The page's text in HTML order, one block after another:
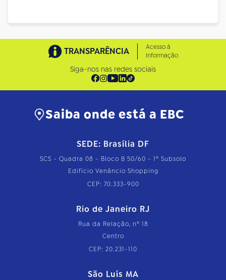
TRANSPARÊNCIA
Acesso à
Informação
Siga-nos nas redes sociais
Saiba onde está a EBC
SEDE: Brasília DF
SCS - Quadra 08 - Bloco B 50/60 - 1º Subsolo
Edifício Venâncio Shopping
CEP: 70.333-900
Rio de Janeiro RJ
Rua da Relação, nº 18
Centro
CEP: 20.231-110
São Luís MA